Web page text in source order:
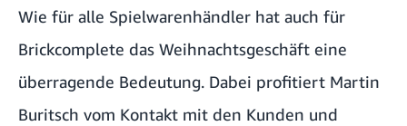
Wie für alle Spielwarenhändler hat auch für
Brickcomplete das Weihnachtsgeschäft eine
überragende Bedeutung. Dabei profitiert Martin
Buritsch vom Kontakt mit den Kunden und